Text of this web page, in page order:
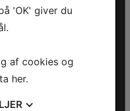
'OK' giver du
af cookies og
her.